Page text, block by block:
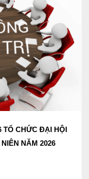
TỔ CHỨC ĐẠI HỘI
NĂM 2026